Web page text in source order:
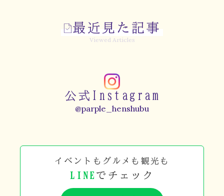
最近見た記事
Viewed Articles
公式Instagram
@parple_henshubu
イベントもグルメも観光も
LINE でチェック